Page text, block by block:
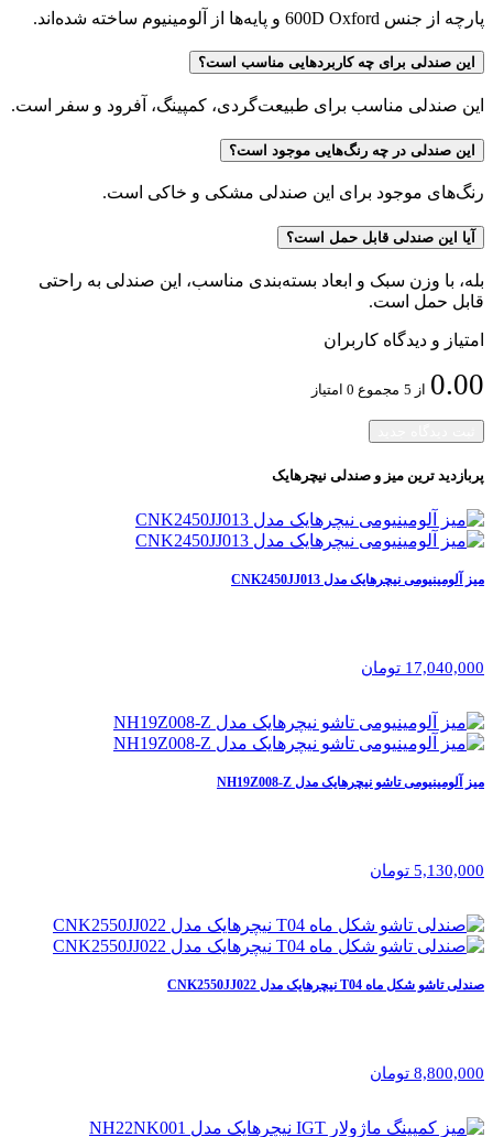
پارچه از جنس 600D Oxford و پایه‌ها از آلومینیوم ساخته شده‌اند.
این صندلی برای چه کاربردهایی مناسب است؟
این صندلی مناسب برای طبیعت‌گردی، کمپینگ، آفرود و سفر است.
این صندلی در چه رنگ‌هایی موجود است؟
رنگ‌های موجود برای این صندلی مشکی و خاکی است.
آیا این صندلی قابل حمل است؟
بله، با وزن سبک و ابعاد بسته‌بندی مناسب، این صندلی به راحتی
قابل حمل است.
امتیاز و دیدگاه کاربران
0.00 از 5 مجموع 0 امتیاز
پربازدید ترین میز و صندلی نیچرهایک
میز آلومینیومی نیچرهایک مدل CNK2450JJ013
17,040,000 تومان
میز آلومینیومی تاشو نیچرهایک مدل NH19Z008-Z
5,130,000 تومان
صندلی تاشو شکل ماه T04 نیچرهایک مدل CNK2550JJ022
8,800,000 تومان